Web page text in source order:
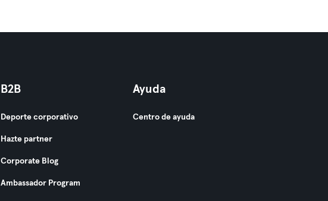
B2B
Deporte corporativo
Hazte partner
Corporate Blog
Ambassador Program
Ayuda
Centro de ayuda